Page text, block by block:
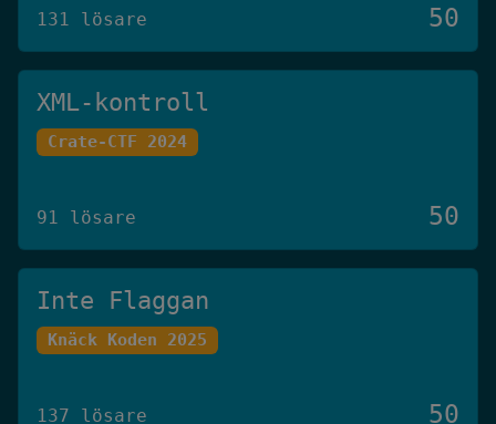
131 lösare 50
XML-kontroll
Crate-CTF 2024
91 lösare 50
Inte Flaggan
Knäck Koden 2025
137 lösare 50